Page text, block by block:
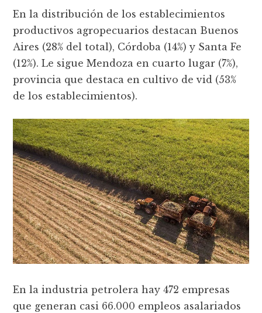
En la distribución de los establecimientos
productivos agropecuarios destacan Buenos
Aires (28% del total), Córdoba (14%) y Santa Fe
(12%). Le sigue Mendoza en cuarto lugar (7%),
provincia que destaca en cultivo de vid (53%
de los establecimientos).
En la industria petrolera hay 472 empresas
que generan casi 66.000 empleos asalariados